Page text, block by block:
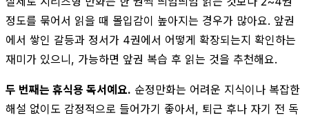
정도를 묶어서 읽을 때 몰입감이 높아지는 경우가 많아요. 앞권
에서 쌓인 갈등과 정서가 4권에서 어떻게 확장되는지 확인하는
재미가 있으니, 가능하면 앞권 복습 후 읽는 것을 추천해요.
두 번째는 휴식용 독서예요. 순정만화는 어려운 지식이나 복잡한
해설 없이도 감정적으로 들어가기 좋아서, 퇴근 후나 자기 전 독